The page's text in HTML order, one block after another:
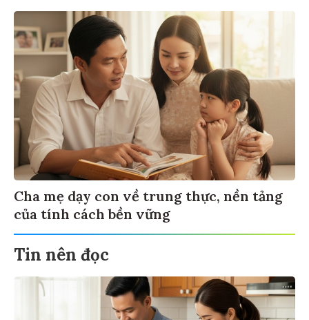
Cha mẹ dạy con về trung thực, nền tảng
của tính cách bền vững
Tin nên đọc